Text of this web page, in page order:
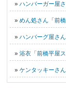
» ハンバーガー屋
» めん処さん「前
» ハンバーグ屋さ
» 浴衣「前橋平屋
» ケンタッキーさ